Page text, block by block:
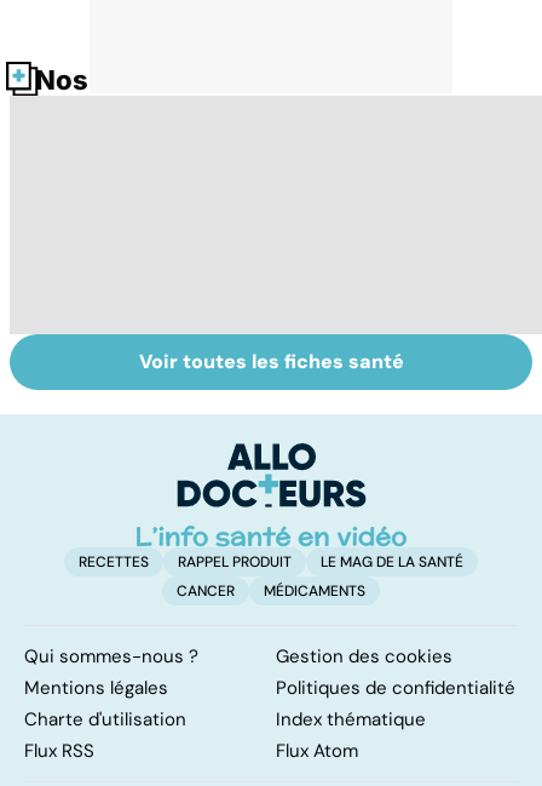
Nos fiches santé
Le magnésium,
un oligo-élément
Intestin irritable :
le régime
solution ?
Voir toutes les fiches santé
RECETTES RAPPEL PRODUIT
LE MAG DE LA SANTÉ
CANCER
MÉDICAMENTS
Qui sommes-nous ?
Gestion des cookies
Mentions légales
Politiques de confidentialité
Charte d'utilisation
Index thématique
Flux RSS
Flux Atom